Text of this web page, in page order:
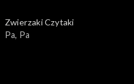
Zwierzaki Czytaki
Pa, Pa